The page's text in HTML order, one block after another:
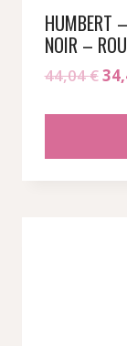
HUMBERT
NOIR –
44,04€Le